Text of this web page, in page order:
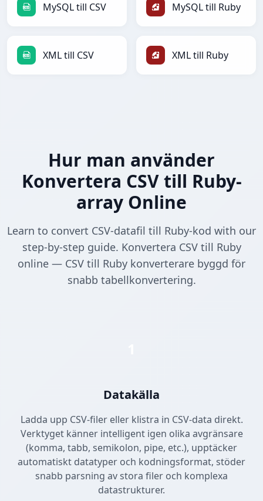
MySQL till CSV MySQL till Ruby
XML till CSV XML till Ruby
Hur man använder
Konvertera CSV till Ruby-
array Online
Learn to convert CSV-datafil till Ruby-kod with our
step-by-step guide. Konvertera CSV till Ruby
online — CSV till Ruby konverterare byggd för
snabb tabellkonvertering.
Datakälla
Ladda upp CSV-filer eller klistra in CSV-data direkt.
Verktyget känner intelligent igen olika avgränsare
(komma, tabb, semikolon, pipe, etc.), upptäcker
automatiskt datatyper och kodningsformat, stöder
snabb parsning av stora filer och komplexa
datastrukturer.